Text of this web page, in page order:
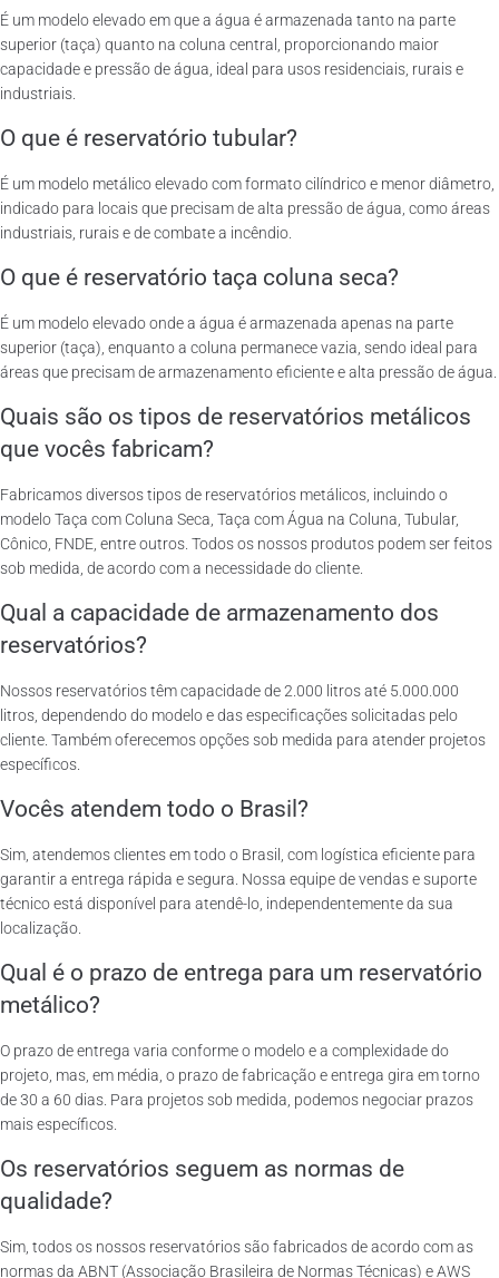
É um modelo elevado em que a água é armazenada tanto na parte
superior (taça) quanto na coluna central, proporcionando maior
capacidade e pressão de água, ideal para usos residenciais, rurais e
industriais.
O que é reservatório tubular?
É um modelo metálico elevado com formato cilíndrico e menor diâmetro,
indicado para locais que precisam de alta pressão de água, como áreas
industriais, rurais e de combate a incêndio.
O que é reservatório taça coluna seca?
É um modelo elevado onde a água é armazenada apenas na parte
superior (taça), enquanto a coluna permanece vazia, sendo ideal para
áreas que precisam de armazenamento eficiente e alta pressão de água.
Quais são os tipos de reservatórios metálicos
que vocês fabricam?
Fabricamos diversos tipos de reservatórios metálicos, incluindo o
modelo Taça com Coluna Seca, Taça com Água na Coluna, Tubular,
Cônico, FNDE, entre outros. Todos os nossos produtos podem ser feitos
sob medida, de acordo com a necessidade do cliente.
Qual a capacidade de armazenamento dos
reservatórios?
Nossos reservatórios têm capacidade de 2.000 litros até 5.000.000
litros, dependendo do modelo e das especificações solicitadas pelo
cliente. Também oferecemos opções sob medida para atender projetos
específicos.
Vocês atendem todo o Brasil?
Sim, atendemos clientes em todo o Brasil, com logística eficiente para
garantir a entrega rápida e segura. Nossa equipe de vendas e suporte
técnico está disponível para atendê-lo, independentemente da sua
localização.
Qual é o prazo de entrega para um reservatório
metálico?
O prazo de entrega varia conforme o modelo e a complexidade do
projeto, mas, em média, o prazo de fabricação e entrega gira em torno
de 30 a 60 dias. Para projetos sob medida, podemos negociar prazos
mais específicos.
Os reservatórios seguem as normas de
qualidade?
Sim, todos os nossos reservatórios são fabricados de acordo com as
normas da ABNT (Associação Brasileira de Normas Técnicas) e AWS